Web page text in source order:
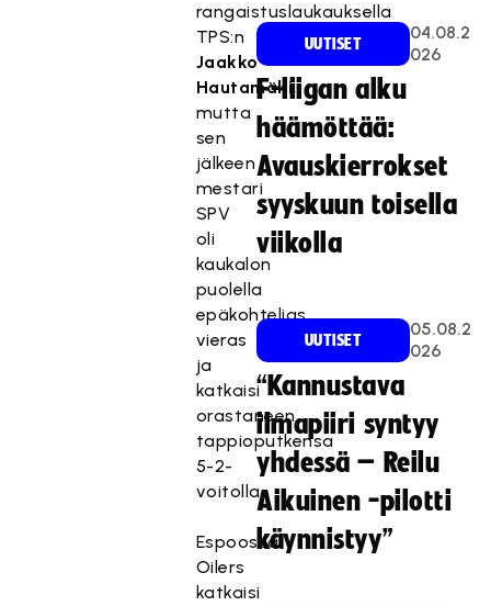
rangaistuslaukauksella
TPS:n
Jaakko
Hautamäki,
mutta
sen
jälkeen
mestari
SPV
oli
kaukalon
puolella
epäkohtelias
vieras
ja
katkaisi
orastaneen
tappioputkensa
5-2-
voitolla.
Espoossa
Oilers
katkaisi
UUTISET
04.08.2
026
F-liigan alku
häämöttää:
Avauskierrokset
syyskuun toisella
viikolla
UUTISET
05.08.2
026
“Kannustava
ilmapiiri syntyy
yhdessä – Reilu
Aikuinen -pilotti
käynnistyy”